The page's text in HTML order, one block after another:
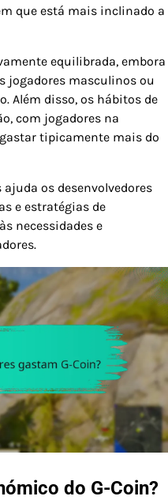
que está mais inclinado a
equilibrada, embora
jogadores masculinos ou
Além disso, os hábitos de
com jogadores na
tipicamente mais do
os desenvolvedores
e estratégias de
necessidades e
do G-Coin?